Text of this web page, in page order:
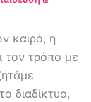
καιρό, η
τον τρόπο με
διαδίκτυο,